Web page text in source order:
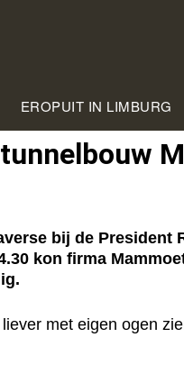
EROPUIT IN LIMBURG
bij de
kon firma
met eigen ogen